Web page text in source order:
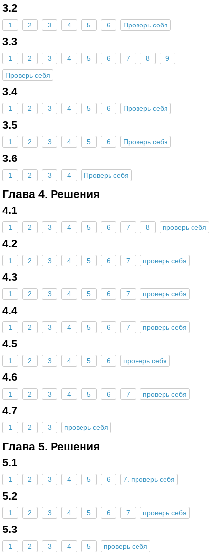
3.2
1 2 3 4 5 6 Проверь себя
3.3
1 2 3 4 5 6 7 8 9
Проверь себя
3.4
1 2 3 4 5 6 Проверь себя
3.5
1 2 3 4 5 6 Проверь себя
3.6
1 2 3 4 Проверь себя
Глава 4. Решения
4.1
1 2 3 4 5 6 7 8 проверь себя
4.2
1 2 3 4 5 6 7 проверь себя
4.3
1 2 3 4 5 6 7 проверь себя
4.4
1 2 3 4 5 6 7 проверь себя
4.5
1 2 3 4 5 6 проверь себя
4.6
1 2 3 4 5 6 7 проверь себя
4.7
1 2 3 проверь себя
Глава 5. Решения
5.1
1 2 3 4 5 6 7. проверь себя
5.2
1 2 3 4 5 6 7 проверь себя
5.3
1 2 3 4 5 проверь себя